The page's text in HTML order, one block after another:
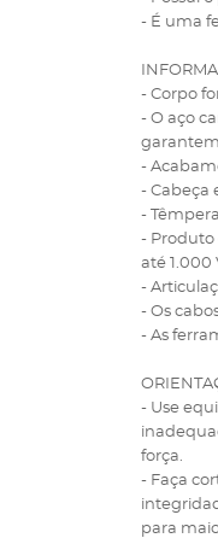
- É uma
- Corpo
- O aço
-
- Cabeça
-
- Produto
até 1.000
-
- Os
- As
- Use
força.
- Faça
para